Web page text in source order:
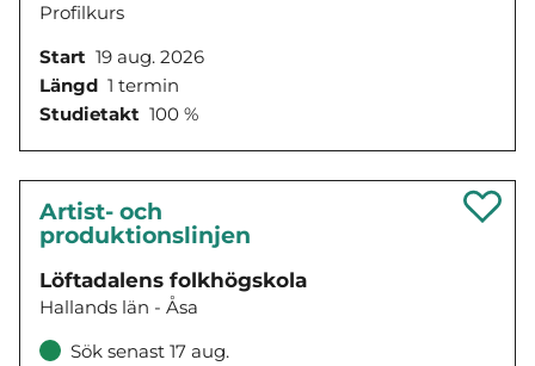
Profilkurs
Start 19 aug. 2026
Längd 1 termin
Studietakt 100 %
Artist- och
produktionslinjen
Löftadalens folkhögskola
Hallands län - Åsa
Sök senast 17 aug.